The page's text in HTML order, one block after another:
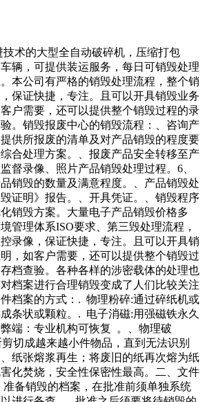
技术的大型全自动破碎机，压缩打包
辆，可提供装运服务，每日可销毁处理
本公司有严格的销毁处理流程，整个销
保证快捷，专注。且可以开具销毁业务
户需要，还可以提供整个销毁过程的录
。销毁报废中心的销毁流程：、咨询产
供所报废的清单及对产品销毁的程度要
合处理方案。、报废产品安全转移至产
督录像、照片产品销毁处理过程。6、
销毁的数量及满意程度。、产品销毁处
证明》报告。、开具凭证。、销毁程序
销毁方案。大量电子产品销毁价格多
管理体系ISO要求、第三毁处理流程，
录像，保证快捷，专注。且可以开具销
，如客户需要，还可以提供整个销毁过
档查验。各种各样的涉密载体的处理也
档案进行合理销毁变成了人们比较关注
档案的方式：. 物理粉碎:通过碎纸机或
条状或颗粒。. 电子消磁:用强磁铁永久
端：专业机构可恢复 。、物理破
切成越来越小件物品，直到无法识别
纸张熔浆再生；将废旧的纸再次熔为纸
化焚烧，安全性保密性最高。二、文件
备销毁的档案，在批准前须单独系统